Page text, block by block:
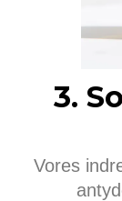
3.
Vores